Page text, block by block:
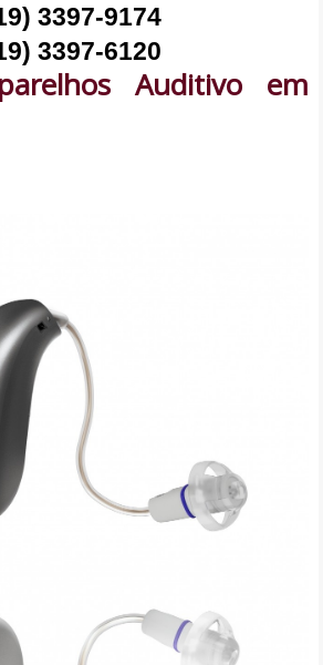
3397-9174
3397-6120
Auditivo em